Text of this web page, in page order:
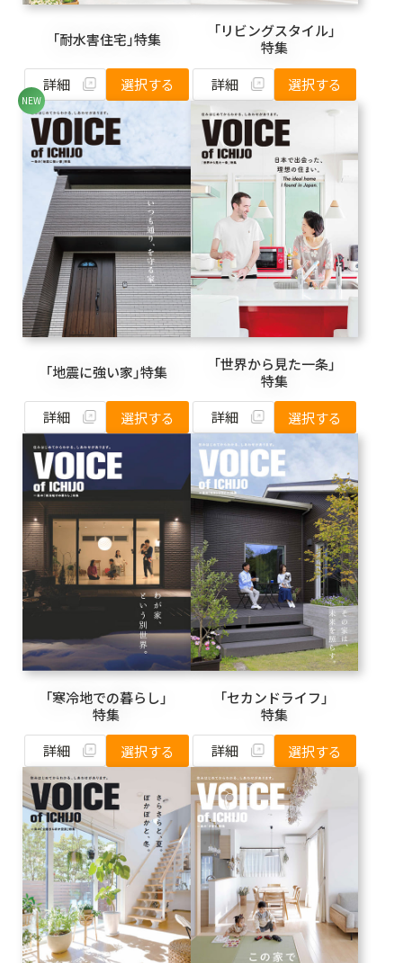
「耐水害住宅」特集
詳細 選択する
「リビングスタイル」
特集
詳細
選択する
「地震に強い家」特集
詳細 選択する
「世界から見た一条」
特集
詳細
選択する
「寒冷地での暮らし」
特集
詳細
選択する
「セカンドライフ」
特集
詳細
選択する